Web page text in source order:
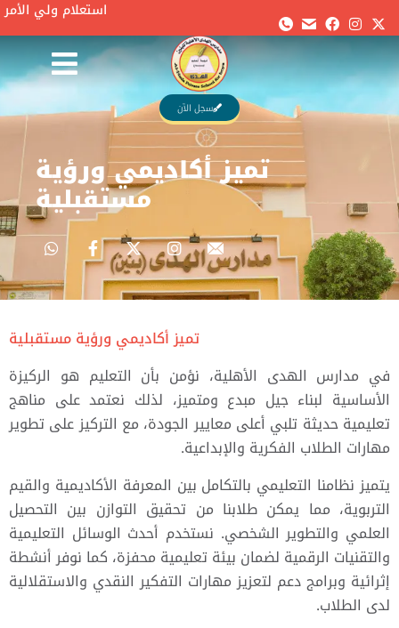
استعلام ولي الأمر
سجل الآن
You are here: تميز أكادي�…
تميز أكاديمي ورؤية
مستقبلية
تميز أكاديمي ورؤية مستقبلية
في مدارس الهدى الأهلية، نؤمن بأن التعليم هو الركيزة
الأساسية لبناء جيل مبدع ومتميز، لذلك نعتمد على مناهج
تعليمية حديثة تلبي أعلى معايير الجودة، مع التركيز على تطوير
مهارات الطلاب الفكرية والإبداعية.
يتميز نظامنا التعليمي بالتكامل بين المعرفة الأكاديمية والقيم
التربوية، مما يمكن طلابنا من تحقيق التوازن بين التحصيل
العلمي والتطوير الشخصي. نستخدم أحدث الوسائل التعليمية
والتقنيات الرقمية لضمان بيئة تعليمية محفزة، كما نوفر أنشطة
إثرائية وبرامج دعم لتعزيز مهارات التفكير النقدي والاستقلالية
لدى الطلاب.